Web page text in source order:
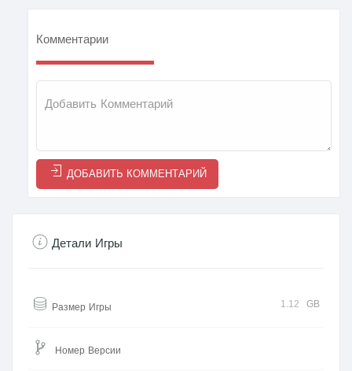
Комментарии
ДОБАВИТЬ КОММЕНТАРИЙ
Детали Игры
Размер Игры 1.12 GB
Номер Версии